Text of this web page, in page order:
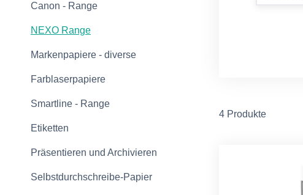
Canon - Range
NEXO Range
Markenpapiere - diverse
Farblaserpapiere
Smartline - Range
Etiketten
Präsentieren und Archivieren
Selbstdurchschreibe-Papier
4 Produkte